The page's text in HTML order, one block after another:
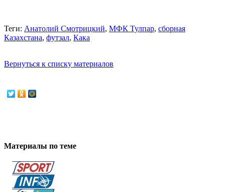
Теги: Анатолий Смотрицкий, МФК Тулпар, сборная
Казахстана, футзал, Кака
Вернуться к списку материалов
Материалы по теме